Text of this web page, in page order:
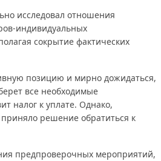
исследовал отношения
индивидуальных
сокрытие фактических
позицию и мирно дожидаться,
все необходимые
налог к уплате. Однако,
решение обратиться к
предпроверочных мероприятий,